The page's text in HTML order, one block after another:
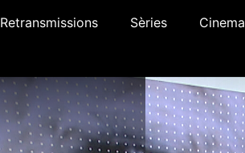
Retransmissions Sèries Cinema